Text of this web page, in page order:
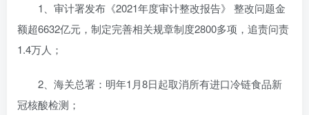
1、审计署发布《2021年度审计整改报告》 整改问题金
额超6632亿元，制定完善相关规章制度2800多项，追责问责
1.4万人；
2、海关总署：明年1月8日起取消所有进口冷链食品新
冠核酸检测；